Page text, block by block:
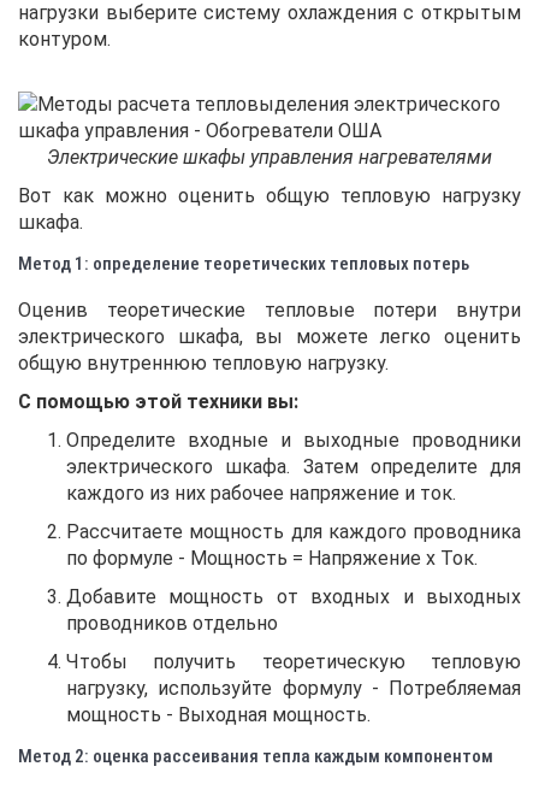
нагрузки выберите систему охлаждения с открытым
контуром.
Электрические шкафы управления нагревателями
Вот как можно оценить общую тепловую нагрузку
шкафа.
Метод 1: определение теоретических тепловых потерь
Оценив теоретические тепловые потери внутри
электрического шкафа, вы можете легко оценить
общую внутреннюю тепловую нагрузку.
С помощью этой техники вы:
Определите входные и выходные проводники
электрического шкафа. Затем определите для
каждого из них рабочее напряжение и ток.
Рассчитаете мощность для каждого проводника
по формуле - Мощность = Напряжение x Ток.
Добавите мощность от входных и выходных
проводников отдельно
Чтобы получить теоретическую тепловую
нагрузку, используйте формулу - Потребляемая
мощность - Выходная мощность.
Метод 2: оценка рассеивания тепла каждым компонентом